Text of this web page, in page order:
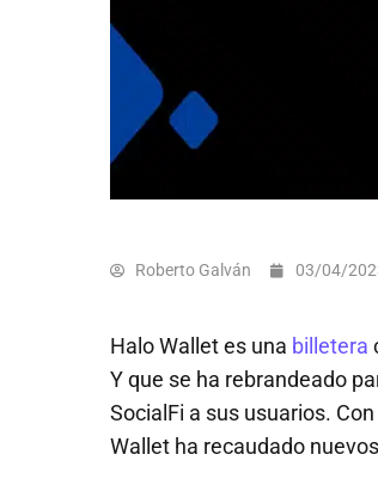
Roberto Galván 03/04/
Halo Wallet es una billetera
Y que se ha rebrandeado
SocialFi a sus usuarios.
Wallet ha recaudado